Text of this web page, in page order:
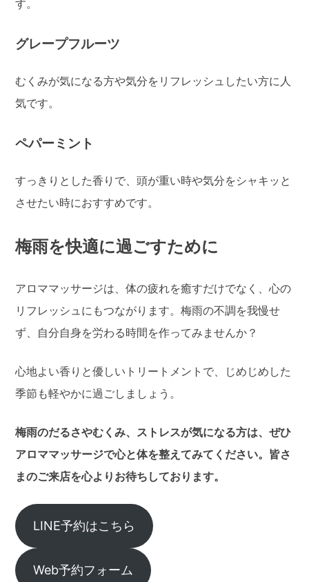
す。
グレープフルーツ
むくみが気になる方や気分をリフレッシュしたい方に人
気です。
ペパーミント
すっきりとした香りで、頭が重い時や気分をシャキッと
させたい時におすすめです。
梅雨を快適に過ごすために
アロママッサージは、体の疲れを癒すだけでなく、心の
リフレッシュにもつながります。梅雨の不調を我慢せ
ず、自分自身を労わる時間を作ってみませんか？
心地よい香りと優しいトリートメントで、じめじめした
季節も軽やかに過ごしましょう。
梅雨のだるさやむくみ、ストレスが気になる方は、ぜひ
アロママッサージで心と体を整えてみてください。皆さ
まのご来店を心よりお待ちしております。
LINE予約はこちら
Web予約フォーム